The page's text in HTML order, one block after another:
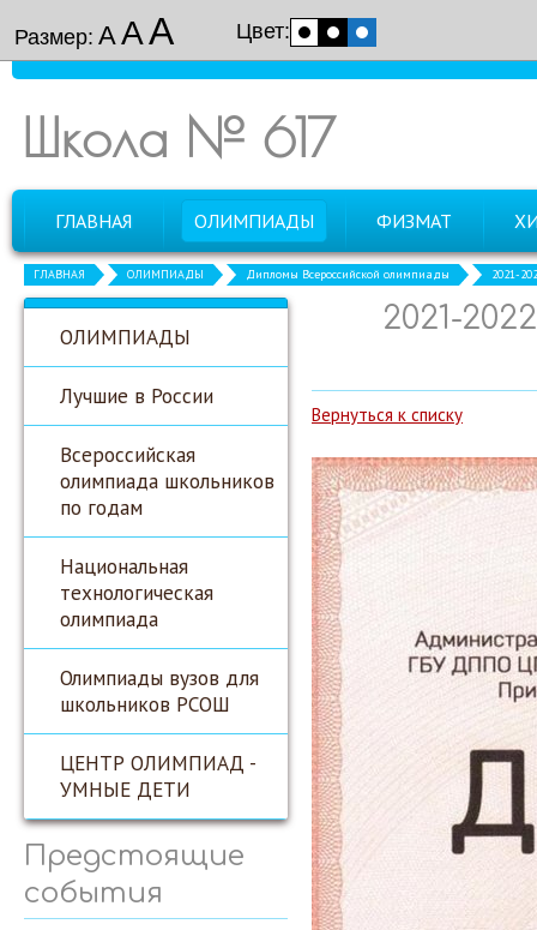
Размер: ААА Цвет:
Школа № 617
ГЛАВНАЯ ОЛИМПИАДЫ ФИЗМАТ
ГЛАВНАЯ ОЛИМПИАДЫ Дипломы Всероссийской олимпиады 2021-
ОЛИМПИАДЫ
Лучшие в России
Всероссийская
олимпиада школьников
по годам
Национальная
технологическая
олимпиада
Олимпиады вузов для
школьников РСОШ
ЦЕНТР ОЛИМПИАД -
УМНЫЕ ДЕТИ
Предстоящие
события
2021-
Вернуться к списку